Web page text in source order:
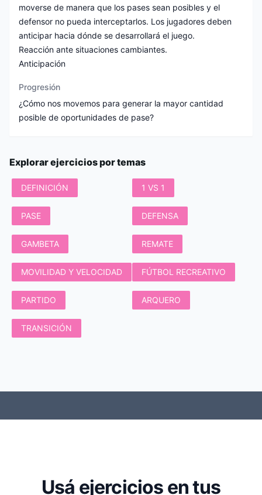
moverse de manera que los pases sean posibles y el
defensor no pueda interceptarlos. Los jugadores deben
anticipar hacia dónde se desarrollará el juego.
Reacción ante situaciones cambiantes.
Progresión
¿Cómo nos movemos para generar la mayor cantidad
Explorar ejercicios por temas
DEFINICIÓN 1 VS 1
PASE DEFENSA
GAMBETA REMATE
MOVILIDAD Y VELOCIDAD FÚTBOL RECREATIVO
PARTIDO ARQUERO
TRANSICIÓN
Usá ejercicios en tus